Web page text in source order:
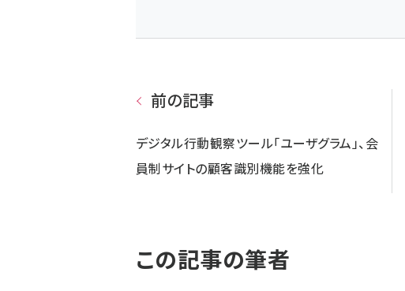
前の記事
デジタル行動観察ツール「ユーザグラム」、会
員制サイトの顧客識別機能を強化
この記事の筆者